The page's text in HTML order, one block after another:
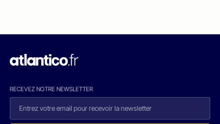
RECEVEZ NOTRE NEWSLETTER